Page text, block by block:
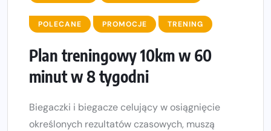
POLECANE PROMOCJE TRENING
Plan treningowy 10km w 60
minut w 8 tygodni
Biegaczki i biegacze celujący w osiągnięcie
określonych rezultatów czasowych, muszą